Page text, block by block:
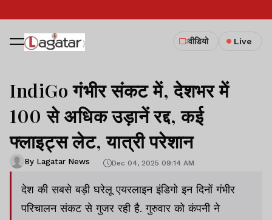
वीडियो Live
IndiGo गंभीर संकट में, देशभर में
100 से अधिक उड़ानें रद्द, कई
फ्लाइट्स लेट, यात्री परेशान
By Lagatar News Dec 04, 2025 09:14 AM
देश की सबसे बड़ी घरेलू एयरलाइन इंडिगो इन दिनों गंभीर
परिचालन संकट से गुजर रही है. गुरुवार को कंपनी ने